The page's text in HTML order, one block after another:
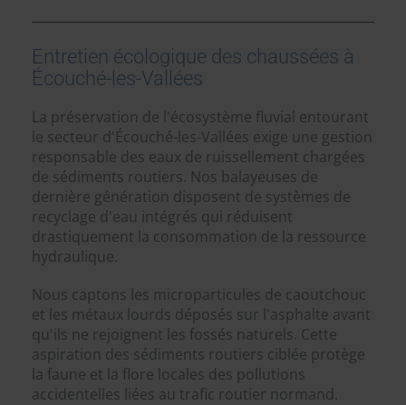
Entretien écologique des chaussées à
Écouché-les-Vallées
La préservation de l'écosystème fluvial entourant
le secteur d'Écouché-les-Vallées exige une gestion
responsable des eaux de ruissellement chargées
de sédiments routiers. Nos balayeuses de
dernière génération disposent de systèmes de
recyclage d'eau intégrés qui réduisent
drastiquement la consommation de la ressource
hydraulique.
Nous captons les microparticules de caoutchouc
et les métaux lourds déposés sur l'asphalte avant
qu'ils ne rejoignent les fossés naturels. Cette
aspiration des sédiments routiers ciblée protège
la faune et la flore locales des pollutions
accidentelles liées au trafic routier normand.